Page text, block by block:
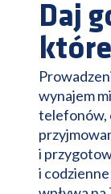
Daj
wynajem
telefonów,
i
i